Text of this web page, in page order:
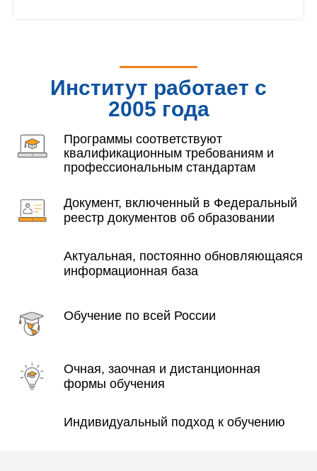
Институт работает с
2005 года
Программы соответствуют
квалификационным требованиям и
профессиональным стандартам
Документ, включенный в Федеральный
реестр документов об образовании
Актуальная, постоянно обновляющаяся
информационная база
Обучение по всей России
Очная, заочная и дистанционная
формы обучения
Индивидуальный подход к обучению